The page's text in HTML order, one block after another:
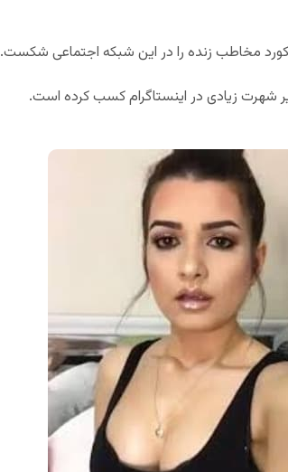
مخاطب زنده را در این شبکه اجتماعی شکست.
شهرت زیادی در اینستاگرام کسب کرده است.